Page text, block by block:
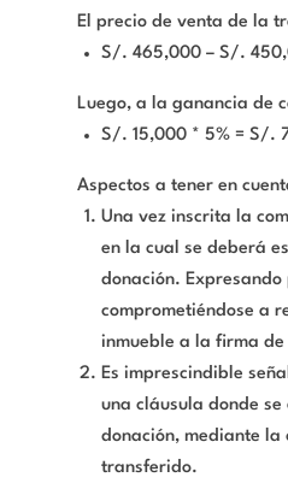
El precio de venta de la
S/. 465,000 – S/.
Luego, a la ganancia de
S/. 15,000 * 5% = S/.
Aspectos a tener en
Una vez inscrita la
en la cual se deberá
donación.
comprometiéndose a
inmueble a la firma
Es imprescindible
una cláusula donde
donación, mediante
transferido.